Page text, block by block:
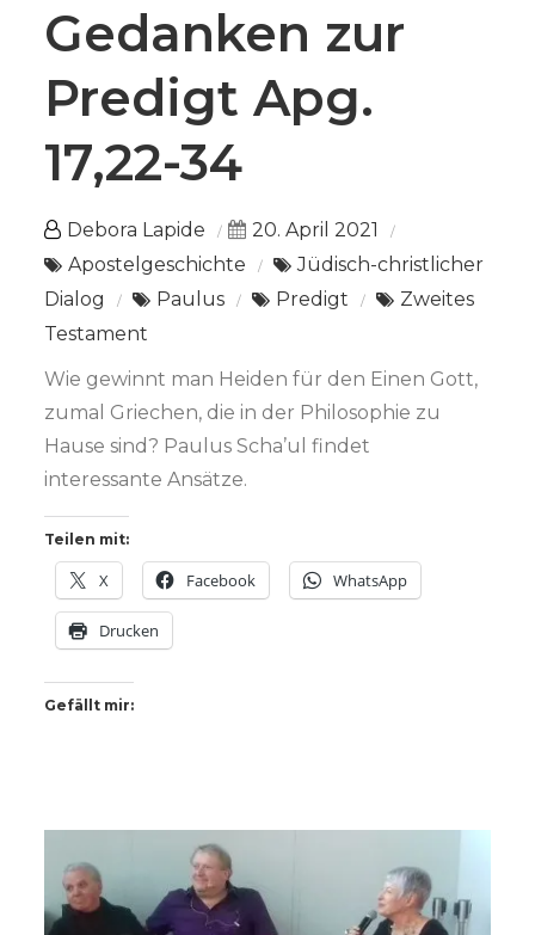
Gedanken zur
Predigt Apg.
17,22-34
Debora Lapide
20. April 2021
Apostelgeschichte
Jüdisch-christlicher
Dialog
Paulus Predigt
Zweites
Testament
Wie gewinnt man Heiden für den Einen Gott,
zumal Griechen, die in der Philosophie zu
Hause sind? Paulus Scha’ul findet
interessante Ansätze.
Teilen mit:
X Facebook WhatsApp
Drucken
Gefällt mir: